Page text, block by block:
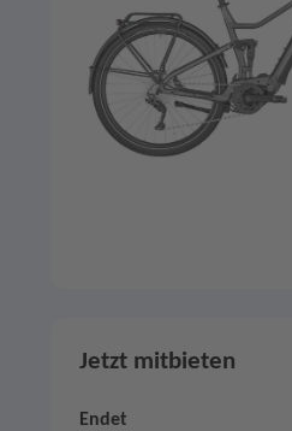
Jetzt mitbieten
Endet